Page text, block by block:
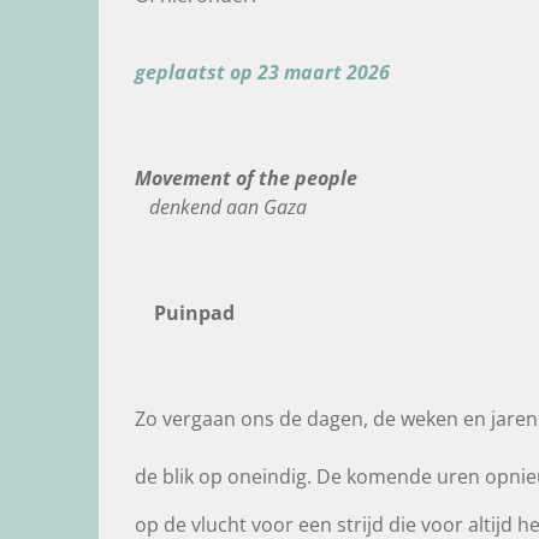
geplaatst op 23 maart 2026
Movement of the people
denkend aan Gaza
Puinpad
Zo vergaan ons de dagen, de weken en
de blik op oneindig. De komende uren
op de vlucht voor een strijd die voor altijd